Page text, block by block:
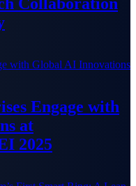
Engage with
at
2025